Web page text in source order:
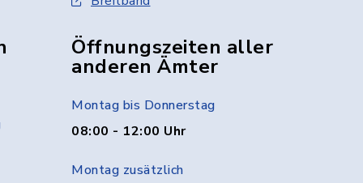
Öffnungszeiten aller
anderen Ämter
Montag bis Donnerstag
08:00 - 12:00 Uhr
Montag zusätzlich